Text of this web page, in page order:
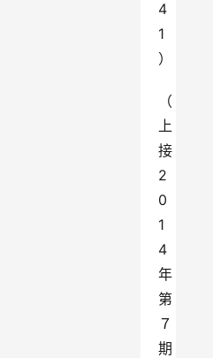
4
1
）
（
上
接
2
0
1
4
年
第
７
期